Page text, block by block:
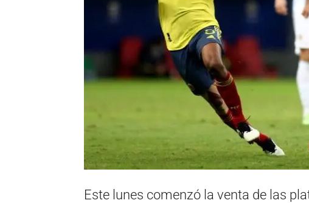
Este lunes comenzó la venta de las